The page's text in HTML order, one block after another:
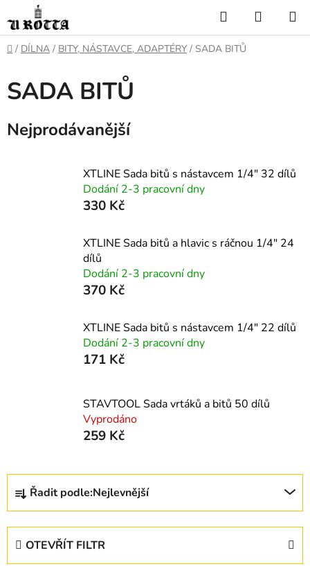
na
obsah
Hledat
KOŠÍK
DOMŮ
/ DÍLNA / BITY, NÁSTAVCE, ADAPTÉRY / SADA BITŮ
SADA BITŮ
Nejprodávanější
XTLINE Sada bitů s nástavcem 1/4" 32 dílů
Dodání 2-3 pracovní dny
330 Kč
XTLINE Sada bitů a hlavic s ráčnou 1/4" 24
dílů
Dodání 2-3 pracovní dny
370 Kč
XTLINE Sada bitů s nástavcem 1/4" 22 dílů
Dodání 2-3 pracovní dny
171 Kč
STAVTOOL Sada vrtáků a bitů 50 dílů
Vyprodáno
259 Kč
Ř
z
Řadit podle:Nejlevnější
OTEVŘÍT FILTR